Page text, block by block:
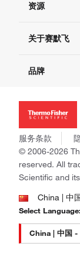
现货供应中心
联系我们 - 400
查找文件&证书
资源
促销
社交媒体
关于赛默飞
招聘
新闻
社会责任
商标
政策和通知
品牌
Applied
Invitrogen
Gibco
Ion Torrent
Unity Lab
Patheon
PPD
服务条款
© 2006-2026
reserved. All
Scientific and
China | 中
Select Language: